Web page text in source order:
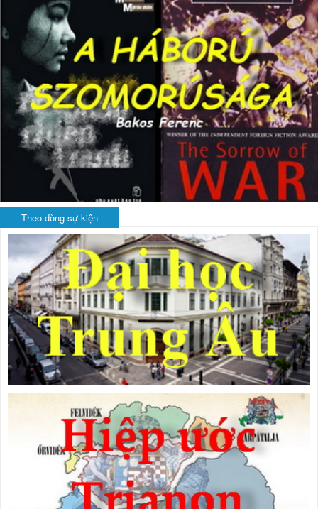
Theo dòng sự kiện